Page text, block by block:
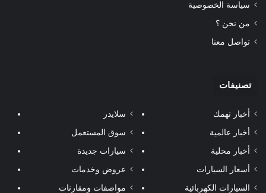
سياسة الخصوصية
من نحن ؟
تواصل معنا
تصنيفات
أخبار تهمك
أخبار عالمية
أخبار محلية
أسعار السيارات
السيارات الكهربائية
سلايدر
سوق المستعمل
سيارات جديدة
عروض وخدمات
مواصفات ومقارنات